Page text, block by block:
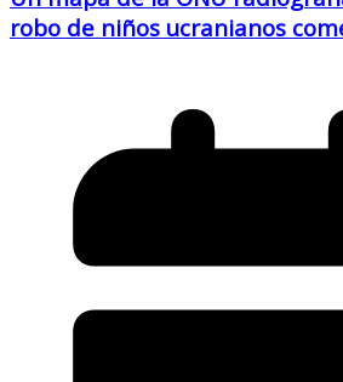
robo de niños ucranianos